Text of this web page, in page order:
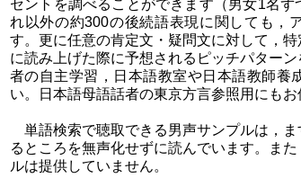
セントを調べることができます（男女1名
れ以外の約300の後続語表現に関しても，
す。更に任意の肯定文・疑問文に対して，
に読み上げた際に予想されるピッチパター
者の自主学習，日本語教室や日本語教師養
い。日本語母語話者の東京方言参照用にもお
単語検索で聴取できる男声サンプルは，
るところを無声化せずに読んでいます。ま
ルは提供していません。